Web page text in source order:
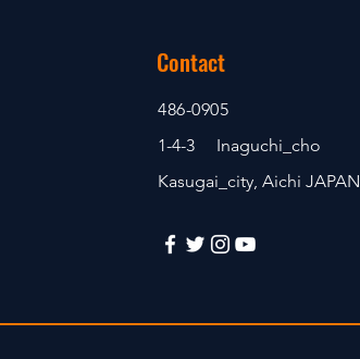
Contact
486-0905
1-4-3 Inaguchi_cho
Kasugai_city, Aichi JAPAN